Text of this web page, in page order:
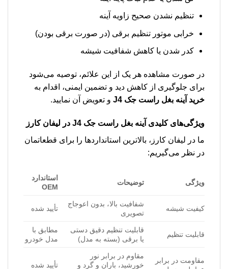
تنظیم نشدن صحیح زاویه آینه
خرابی موتور تنظیم برقی (در صورت برقی بودن)
کدر شدن یا کاهش شفافیت شیشه
در صورت مشاهده هر یک از این علائم، توصیه می‌شود
برای جلوگیری از کاهش دید و تضمین ایمنی، اقدام به
خرید آینه بغل راست جک J4
و تعویض آن نمایید.
ویژگی‌های کلیدی آینه بغل راست جک J4 در لیفان کارز
ما در لیفان کارز، بالاترین استانداردها را برای قطعاتمان
در نظر می‌گیریم:
ویژگی توضیحات
استاندارد
OEM
کیفیت شیشه
شفافیت بالا، بدون اعوجاج
تصویری
تأیید شده
قابلیت تنظیم
قابلیت تنظیم دقیق دستی
یا برقی (بسته به مدل)
مطابق با
مدل خودرو
مقاومت در برابر
مقاوم در برابر نور
خورشید، باران و گرد و
تأیید شده